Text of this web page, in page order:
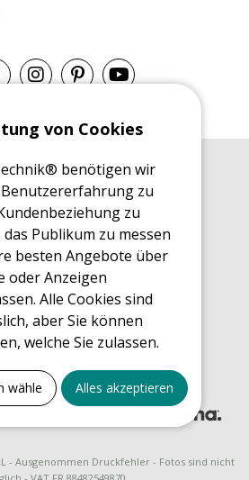
Trampolin
Trampolin
wissen sollten
- Ausgenommen Druckfehler - Fotos sind nicht
von Cookies
benötigen wir
zu
zu
Publikum zu messen
besten Angebote über
oder Anzeigen
Alle Cookies sind
aber Sie können
welche Sie zulassen.
der Website erforderlich
wähle Alles akzeptieren